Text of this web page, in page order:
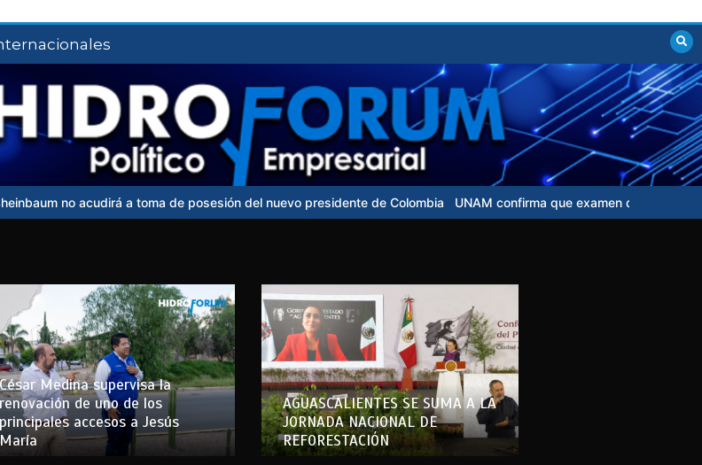
de posesión del nuevo presidente de Colombia UNAM confirma que examen de control para aspirantes no
Medina supervisa la
de uno de los
principales accesos a Jesús
AGUASCALIENTES SE SUMA A LA
JORNADA NACIONAL DE
REFORESTACIÓN